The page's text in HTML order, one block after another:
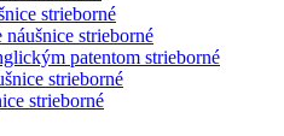
strieborné
strieborné
patentom strieborné
strieborné
strieborné